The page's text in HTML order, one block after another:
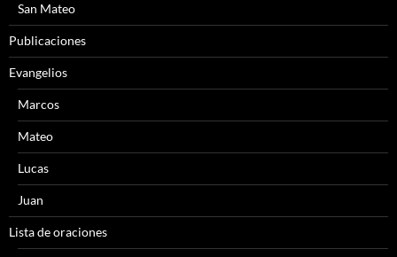
San Mateo
Publicaciones
Evangelios
Marcos
Mateo
Lucas
Juan
Lista de oraciones